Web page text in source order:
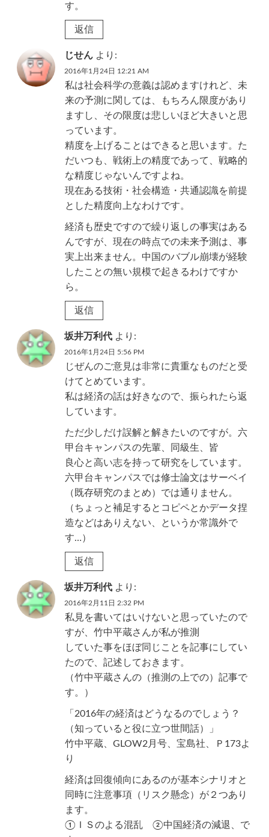
す。
返信
じせん より:
2016年1月24日 12:21 AM
私は社会科学の意義は認めますけれど、未
来の予測に関しては、もちろん限度があり
ますし、その限度は悲しいほど大きいと思
っています。
精度を上げることはできると思います。た
だいつも、戦術上の精度であって、戦略的
な精度じゃないんですよね。
現在ある技術・社会構造・共通認識を前提
とした精度向上なわけです。
経済も歴史ですので繰り返しの事実はある
んですが、現在の時点での未来予測は、事
実上出来ません。中国のバブル崩壊が経験
したことの無い規模で起きるわけですか
ら。
返信
坂井万利代 より:
2016年1月24日 5:56 PM
じぜんのご意見は非常に貴重なものだと受
けてとめています。
私は経済の話は好きなので、振られたら返
しています。
ただ少しだけ誤解と解きたいのですが。六
甲台キャンパスの先輩、同級生、皆
良心と高い志を持って研究をしています。
六甲台キャンパスでは修士論文はサーベイ
（既存研究のまとめ）では通りません。
（ちょっと補足するとコピペとかデータ捏
造などはありえない、というか常識外で
す…）
返信
坂井万利代 より:
2016年2月11日 2:32 PM
私見を書いてはいけないと思っていたので
すが、竹中平蔵さんが私が推測
していた事をほぼ同じことを記事にしてい
たので、記述しておきます。
（竹中平蔵さんの（推測の上での）記事で
す。）
「2016年の経済はどうなるのでしょう？
（知っていると役に立つ世間話）」
竹中平蔵、GLOW2月号、宝島社、Ｐ173よ
り
経済は回復傾向にあるのが基本シナリオと
同時に注意事項（リスク懸念）が２つあり
ます。
①ＩＳのよる混乱 ②中国経済の減退、で